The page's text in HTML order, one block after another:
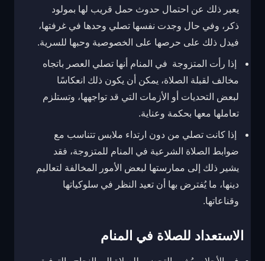
يعبر ذلك عن احتمال حدوث حمل قريب لها بمولود
ذكر، وفي حال وجدت نفسها تصلي وحدها في غرفتها،
فيدل ذلك على حرصها على الخصوصية وحبها للسرية.
إذا رأت المتزوجة في المنام أنها تصلي العصر باتجاه
مخالف لقبلة الصلاة، يمكن أن يكون ذلك انعكاسًا
لبعض التحديات أو الأزمات التي قد تواجهها، وتستلزم
تعاملها معها بحكمة وعناية.
إذا كانت تصلي من دون ارتداء ملابس تتناسب مع
ضوابط الصلاة الشرعية في المنام للمتزوجة، فقد
يشير ذلك إلى ممارستها لبعض الأمور المخالفة لتعاليم
دينها، ما يُفترض بها أن تعيد النظر في سلوكياتها
وقناعاتها.
الاستعداد للصلاة في المنام